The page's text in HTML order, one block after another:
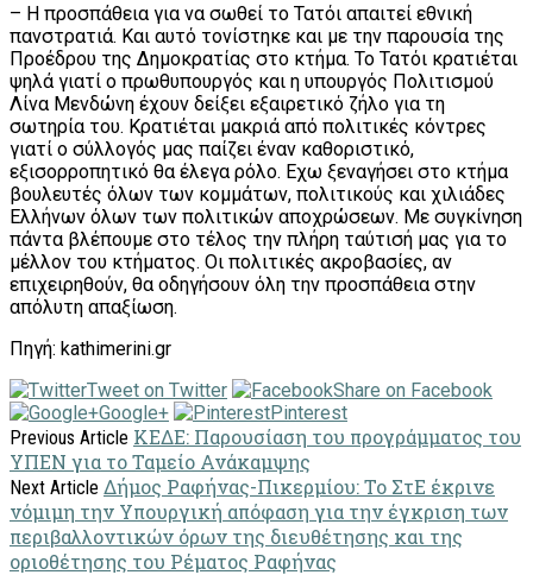
– Η προσπάθεια για να σωθεί το Τατόι απαιτεί εθνική
πανστρατιά. Και αυτό τονίστηκε και με την παρουσία της
Προέδρου της Δημοκρατίας στο κτήμα. Το Τατόι κρατιέται
ψηλά γιατί ο πρωθυπουργός και η υπουργός Πολιτισμού
Λίνα Μενδώνη έχουν δείξει εξαιρετικό ζήλο για τη
σωτηρία του. Κρατιέται μακριά από πολιτικές κόντρες
γιατί ο σύλλογός μας παίζει έναν καθοριστικό,
εξισορροπητικό θα έλεγα ρόλο. Εχω ξεναγήσει στο κτήμα
βουλευτές όλων των κομμάτων, πολιτικούς και χιλιάδες
Ελλήνων όλων των πολιτικών αποχρώσεων. Με συγκίνηση
πάντα βλέπουμε στο τέλος την πλήρη ταύτισή μας για το
μέλλον του κτήματος. Οι πολιτικές ακροβασίες, αν
επιχειρηθούν, θα οδηγήσουν όλη την προσπάθεια στην
απόλυτη απαξίωση.
Πηγή: kathimerini.gr
Tweet on Twitter
Share on Facebook
Google+
Pinterest
Previous Article ΚΕΔΕ: Παρουσίαση του προγράμματος του
ΥΠΕΝ για το Ταμείο Ανάκαμψης
Next Article Δήμος Ραφήνας-Πικερμίου: Το ΣτΕ έκρινε
νόμιμη την Υπουργική απόφαση για την έγκριση των
περιβαλλοντικών όρων της διευθέτησης και της
οριοθέτησης του Ρέματος Ραφήνας